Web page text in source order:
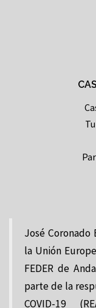
José Coronado
la Unión
FEDER de
parte de la
COVID-19